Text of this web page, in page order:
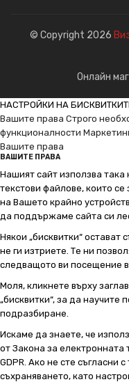
© Copyright 2026
Онлайн
НАСТРОЙКИ НА
Вашите права Строго
функционалности
Вашите права
ВАШИТЕ ПРАВА
Нашият сайт използва така
текстови файлове, които
на Вашето крайно
да поддържаме сайта си
Някои „бисквитки“ остават
не ги изтриете. Те ни
следващото ви посещение
Моля, кликнете върху
„бисквитки“, за да
подразбиране.
Искаме да знаете, че
от Закона за електронната
GDPR. Ако не сте съгласни
съхраняването, като